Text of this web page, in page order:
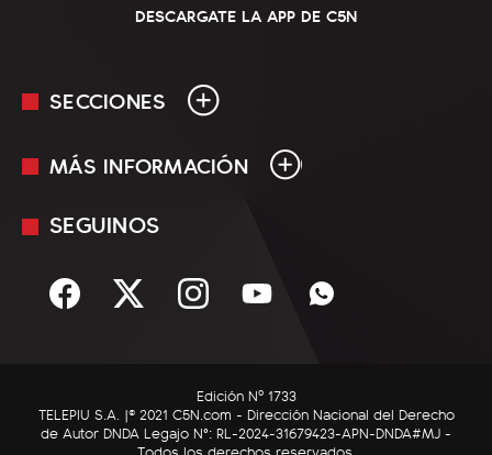
DESCARGATE LA APP DE C5N
SECCIONES
En Vivo
Sociedad
C5N Autos
RatingCero
MÁS INFORMACIÓN
Mediakit
Términos y condiciones
SEGUINOS
Edición Nº 1733
TELEPIU S.A. |© 2021 C5N.com - Dirección Nacional del Derecho
de Autor DNDA Legajo N°: RL-2024-31679423-APN-DNDA#MJ -